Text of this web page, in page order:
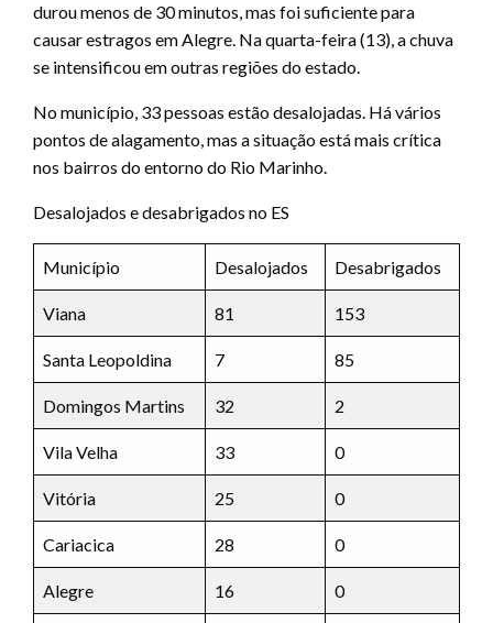
durou menos de 30 minutos, mas foi suficiente para
causar estragos em Alegre. Na quarta-feira (13), a chuva
se intensificou em outras regiões do estado.
No município, 33 pessoas estão desalojadas. Há vários
pontos de alagamento, mas a situação está mais crítica
nos bairros do entorno do Rio Marinho.
Desalojados e desabrigados no ES
Município Desalojados Desabrigados
Viana 81 153
Santa Leopoldina 7 85
Domingos Martins 32 2
Vila Velha 33 0
Vitória 25 0
Cariacica 28 0
Alegre 16 0